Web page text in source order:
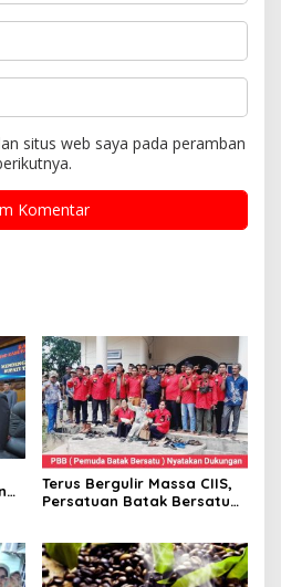
situs web saya pada peramban
Terus Bergulir Massa CIIS,
Persatuan Batak Bersatu